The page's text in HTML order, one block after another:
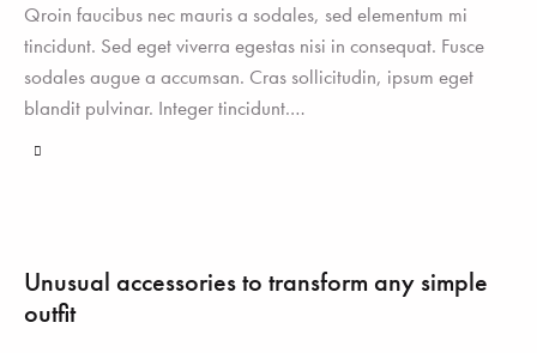
Qroin faucibus nec mauris a sodales, sed elementum mi
tincidunt. Sed eget viverra egestas nisi in consequat. Fusce
sodales augue a accumsan. Cras sollicitudin, ipsum eget
blandit pulvinar. Integer tincidunt.…
Unusual accessories to transform any simple
outfit